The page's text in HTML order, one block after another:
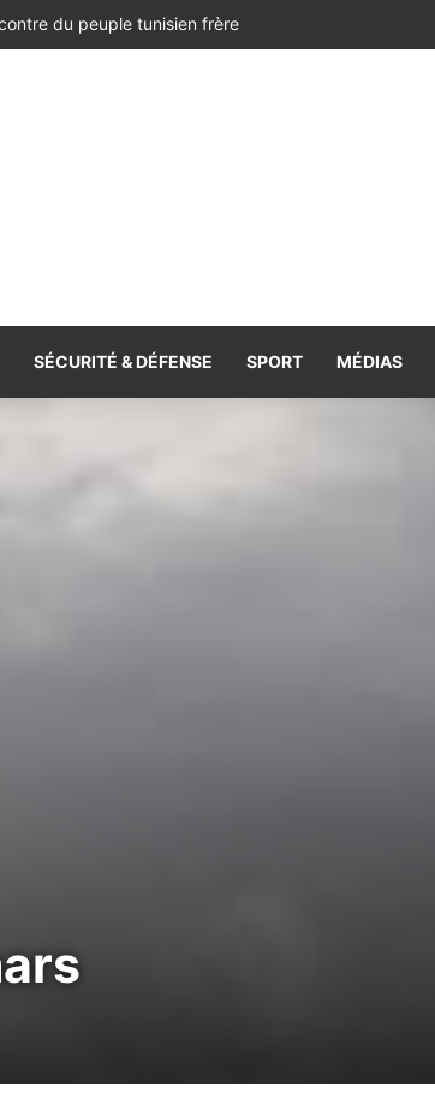
Prétoria, la Havane et Managua
SÉCURITÉ & DÉFENSE SPORT MÉDIAS